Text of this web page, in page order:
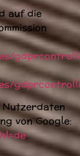
auf die
Nutzerdaten
von Google:
.